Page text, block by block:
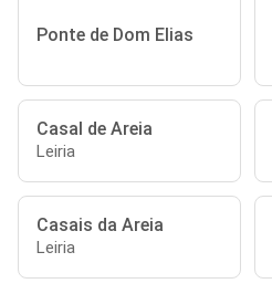
Ponte de Dom Elias
Casal de Areia
Leiria
Casais da Areia
Leiria